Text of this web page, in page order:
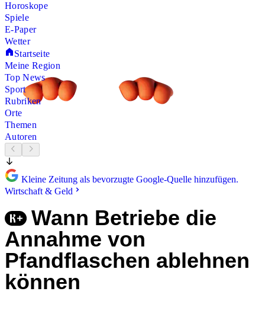
Horoskope
Spiele
E-Paper
Wetter
Startseite
Meine Region
Top News
Sport
Rubriken
Orte
Themen
Autoren
Kleine Zeitung als bevorzugte Google-Quelle hinzufügen.
Wirtschaft & Geld
Wann Betriebe die
Annahme von
Pfandflaschen ablehnen
können